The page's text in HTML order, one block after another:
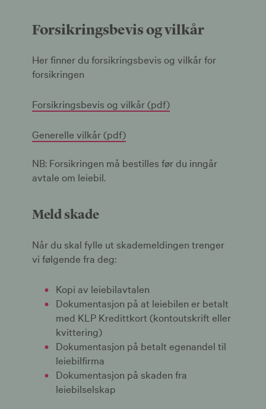
Forsikringsbevis og vilkår
Her finner du forsikringsbevis og vilkår for
forsikringen
Forsikringsbevis og vilkår (pdf)
Generelle vilkår (pdf)
NB: Forsikringen må bestilles før du inngår
avtale om leiebil.
Meld skade
Når du skal fylle ut skademeldingen trenger
vi følgende fra deg:
Kopi av leiebilavtalen
Dokumentasjon på at leiebilen er betalt
med KLP Kredittkort (kontoutskrift eller
kvittering)
Dokumentasjon på betalt egenandel til
leiebilfirma
Dokumentasjon på skaden fra
leiebilselskap